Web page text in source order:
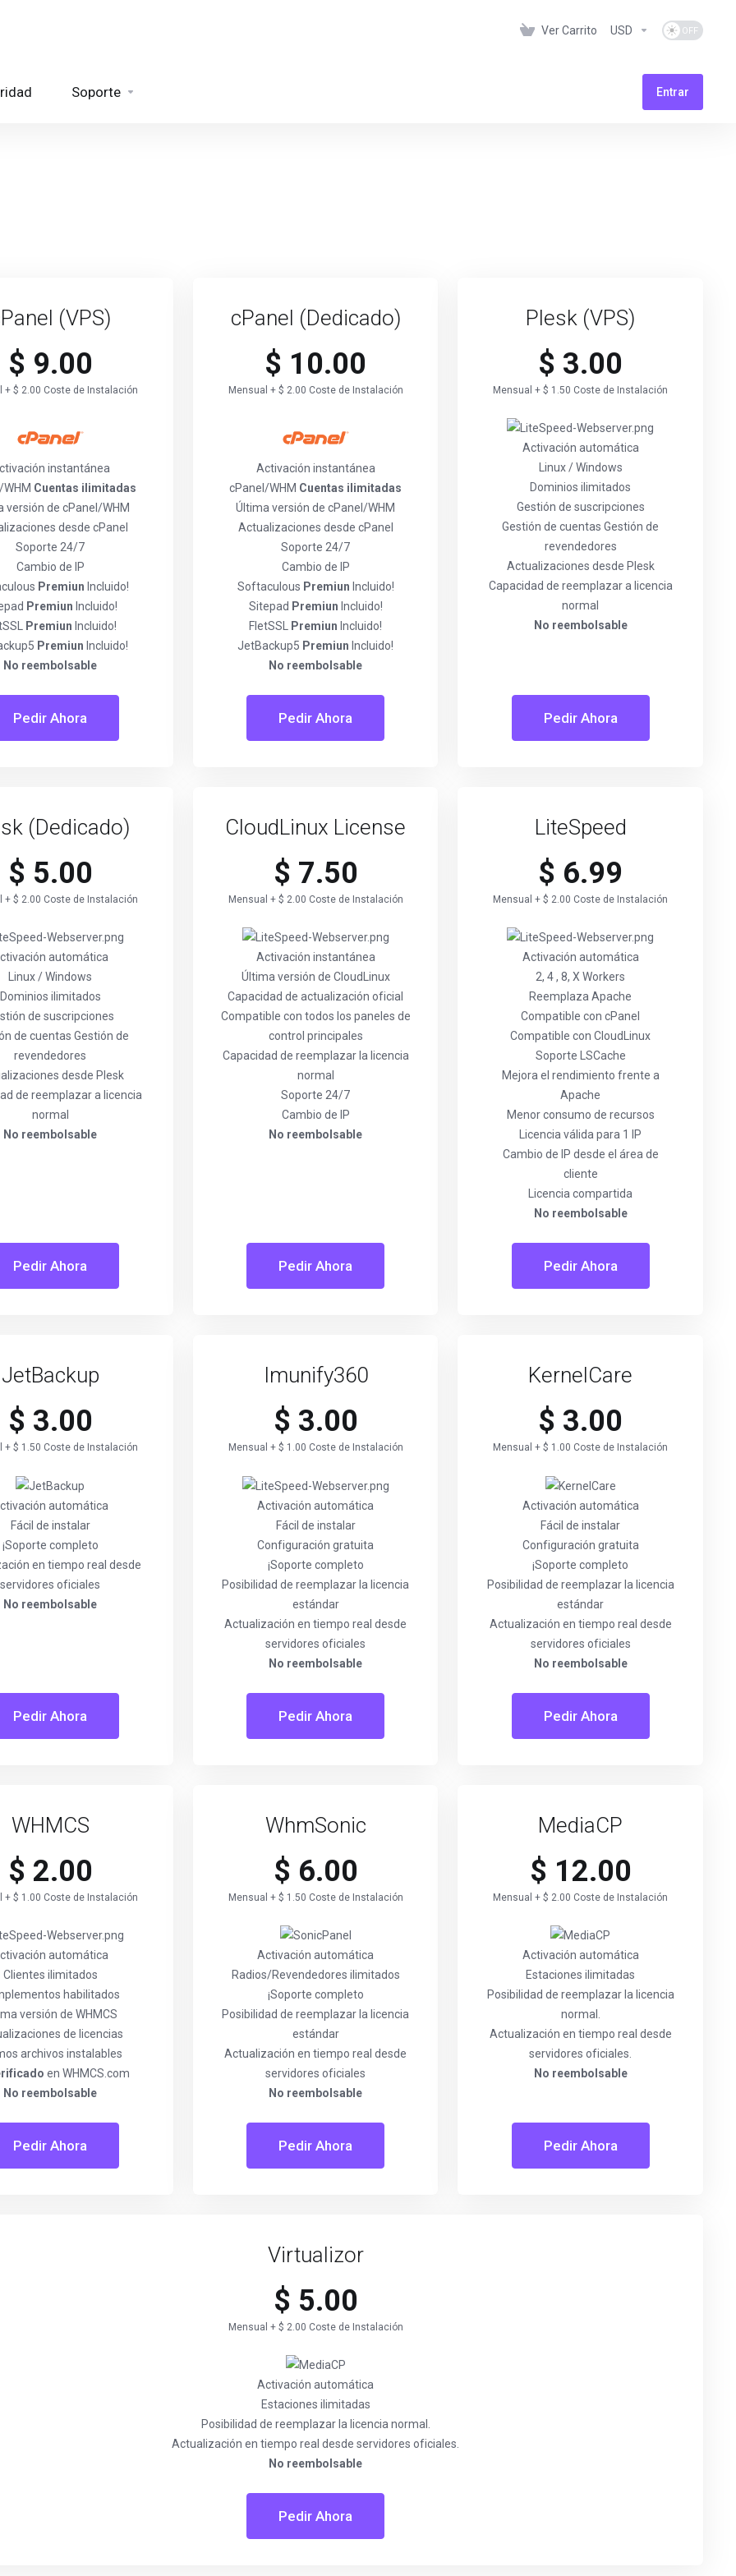
Ver Carrito USD
Soporte Entrar
(VPS)
$ 9.00
+ $ 2.00 Coste de Instalación
instantánea
Cuentas ilimitadas
versión de cPanel/WHM
desde cPanel
Soporte 24/7
Cambio de IP
Premiun Incluido!
Premiun Incluido!
Premiun Incluido!
Premiun Incluido!
No reembolsable
Pedir Ahora
cPanel (Dedicado)
$ 10.00
Mensual + $ 2.00 Coste de Instalación
Activación instantánea
cPanel/WHM Cuentas ilimitadas
Última versión de cPanel/WHM
Actualizaciones desde cPanel
Soporte 24/7
Cambio de IP
Softaculous Premiun Incluido!
Sitepad Premiun Incluido!
FletSSL
Premiun Incluido!
JetBackup5 Premiun Incluido!
No reembolsable
Pedir Ahora
Plesk (VPS)
$ 3.00
Mensual + $ 1.50 Coste de Instalación
Activación automática
Linux / Windows
Dominios ilimitados
Gestión de suscripciones
Gestión de cuentas Gestión de
revendedores
Actualizaciones desde Plesk
Capacidad de reemplazar a licencia
normal
No reembolsable
Pedir Ahora
(Dedicado)
$ 5.00
+ $ 2.00 Coste de Instalación
automática
Linux / Windows
Dominios ilimitados
de suscripciones
de cuentas Gestión de
revendedores
desde Plesk
de reemplazar a licencia
normal
No reembolsable
Pedir Ahora
CloudLinux License
$ 7.50
Mensual + $ 2.00 Coste de Instalación
Activación instantánea
Última versión de CloudLinux
Capacidad de actualización oficial
Compatible con todos los paneles de
control principales
Capacidad de reemplazar la licencia
normal
Soporte 24/7
Cambio de IP
No reembolsable
Pedir Ahora
LiteSpeed
$ 6.99
Mensual + $ 2.00 Coste de Instalación
Activación automática
2, 4 , 8, X Workers
Reemplaza Apache
Compatible con cPanel
Compatible con CloudLinux
Soporte LSCache
Mejora el rendimiento frente a
Apache
Menor consumo de recursos
Licencia válida para 1 IP
Cambio de IP desde el área de
cliente
Licencia compartida
No reembolsable
Pedir Ahora
JetBackup
$ 3.00
+ $ 1.50 Coste de Instalación
automática
Fácil de instalar
¡Soporte completo
en tiempo real desde
servidores oficiales
No reembolsable
Pedir Ahora
Imunify360
$ 3.00
Mensual + $ 1.00 Coste de Instalación
Activación automática
Fácil de instalar
Configuración gratuita
¡Soporte completo
Posibilidad de reemplazar la licencia
estándar
Actualización en tiempo real desde
servidores oficiales
No reembolsable
Pedir Ahora
KernelCare
$ 3.00
Mensual + $ 1.00 Coste de Instalación
Activación automática
Fácil de instalar
Configuración gratuita
¡Soporte completo
Posibilidad de reemplazar la licencia
estándar
Actualización en tiempo real desde
servidores oficiales
No reembolsable
Pedir Ahora
WHMCS
$ 2.00
+ $ 1.00 Coste de Instalación
automática
Clientes ilimitados
habilitados
versión de WHMCS
de licencias
archivos instalables
en WHMCS.com
No reembolsable
Pedir Ahora
WhmSonic
$ 6.00
Mensual + $ 1.50 Coste de Instalación
Activación automática
Radios/Revendedores ilimitados
¡Soporte completo
Posibilidad de reemplazar la licencia
estándar
Actualización en tiempo real desde
servidores oficiales
No reembolsable
Pedir Ahora
MediaCP
$ 12.00
Mensual + $ 2.00 Coste de Instalación
Activación automática
Estaciones ilimitadas
Posibilidad de reemplazar la licencia
normal.
Actualización en tiempo real desde
servidores oficiales.
No reembolsable
Pedir Ahora
Virtualizor
$ 5.00
Mensual + $ 2.00 Coste de Instalación
Activación automática
Estaciones ilimitadas
Posibilidad de reemplazar la licencia normal.
Actualización en tiempo real desde servidores oficiales.
No reembolsable
Pedir Ahora